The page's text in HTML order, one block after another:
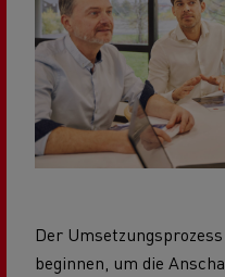
Der
beginnen, um die